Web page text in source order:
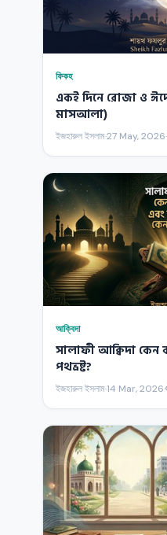
ফিকহ
একই দিনে রোজা ও
মাসআলা)
ইজহারুল ইসলাম·27 May, 2026·
আক্বিদা
সালাফী আক্বিদা কেন
পথভ্রষ্ট?
ইজহারুল ইসলাম·14 Mar, 2026·